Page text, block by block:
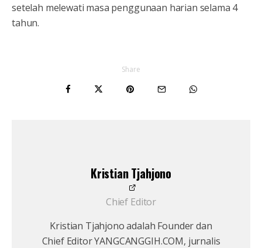
setelah melewati masa penggunaan harian selama 4
tahun.
Share
Kristian Tjahjono
Chief Editor
Kristian Tjahjono adalah Founder dan
Chief Editor YANGCANGGIH.COM, jurnalis